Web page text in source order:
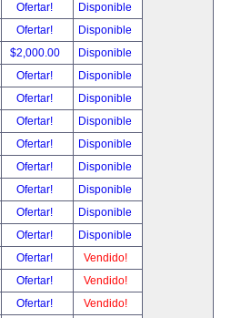
Ofertar!
Disponible
Ofertar!
Disponible
$2,000.00
Disponible
Ofertar!
Disponible
Ofertar!
Disponible
Ofertar!
Disponible
Ofertar!
Disponible
Ofertar!
Disponible
Ofertar!
Disponible
Ofertar!
Disponible
Ofertar!
Disponible
Ofertar!
Vendido!
Ofertar!
Vendido!
Ofertar!
Vendido!